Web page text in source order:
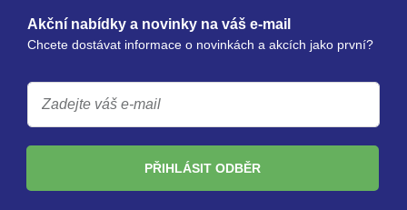
Akční nabídky a novinky na váš e-mail
Chcete dostávat informace o novinkách a akcích jako první?
PŘIHLÁSIT ODBĚR